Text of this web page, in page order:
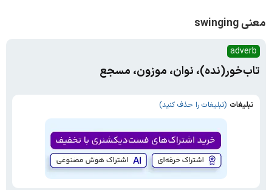
معنی swinging
adverb
تاب‌خور(نده)، نوان، موزون، مسجع
تبلیغات (تبلیغات را حذف کنید)